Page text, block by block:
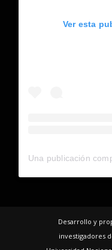
Ver esta
Desarrollo y
investigadores